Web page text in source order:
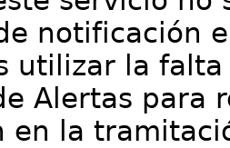
notificación
utilizar la
Alertas para
en la